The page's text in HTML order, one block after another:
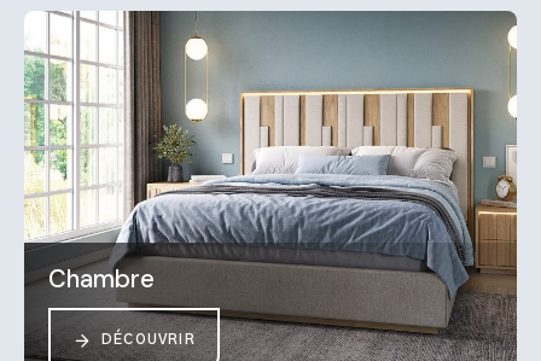
Chambre
DÉCOUVRIR